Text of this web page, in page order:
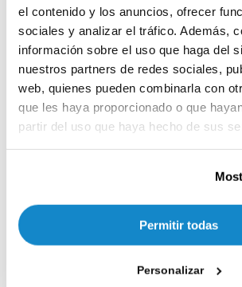
el contenido y los anuncios, ofrecer
sociales y analizar el tráfico. Además,
información sobre el uso que haga del
nuestros partners de redes sociales,
web, quienes pueden combinarla con
que les haya proporcionado o que
partir del uso que haya hecho de sus
Permitir todas
Personalizar
shows all instances of this single
Build-in sidebar widgets shows
events in the selected categories.
Today Upcoming Events
No upcoming events for today
Single Event Page